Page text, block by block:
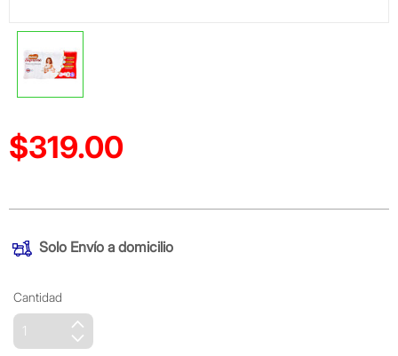
Precio reducido de
$319.00
SoloEnvío a domicilio
Cantidad